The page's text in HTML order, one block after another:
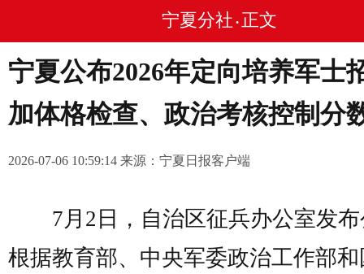
宁夏分社 • 正文
宁夏公布2026年定向培养军士
加体格检查、政治考核控制分
2026-07-06 10:59:14 来源：宁夏日报客户端
7月2日，自治区征兵办公室发布
根据教育部、中央军委政治工作部